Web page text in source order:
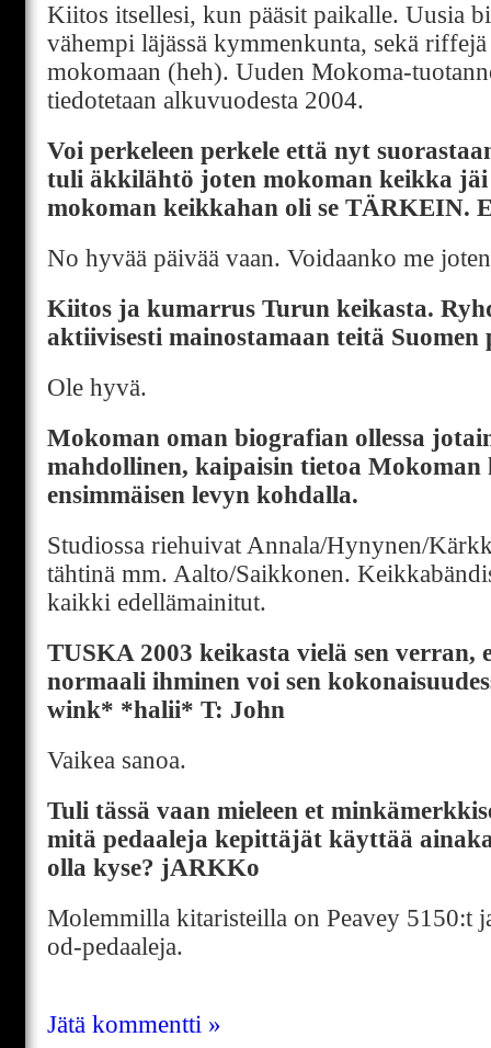
Kiitos itsellesi, kun pääsit paikalle. Uusia
vähempi läjässä kymmenkunta, sekä
mokomaan (heh). Uuden Mokoma-
tiedotetaan alkuvuodesta 2004.
Voi perkeleen perkele että nyt
tuli äkkilähtö joten mokoman keikka
mokoman keikkahan oli se TÄRKEIN.
No hyvää päivää vaan. Voidaanko me
Kiitos ja kumarrus Turun keikasta.
aktiivisesti mainostamaan teitä
Ole hyvä.
Mokoman oman biografian ollessa
mahdollinen, kaipaisin tietoa Mokoman
ensimmäisen levyn kohdalla.
Studiossa riehuivat Annala/Hynynen/
tähtinä mm. Aalto/Saikkonen.
kaikki edellämainitut.
TUSKA 2003 keikasta vielä sen verran,
normaali ihminen voi sen
wink* *halii* T: John
Vaikea sanoa.
Tuli tässä vaan mieleen et
mitä pedaaleja kepittäjät käyttää
olla kyse? jARKKo
Molemmilla kitaristeilla on Peavey 5150:t
od-pedaaleja.
Jätä kommentti »